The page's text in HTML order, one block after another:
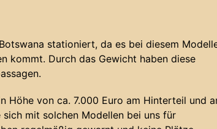
stationiert, da es bei diesem
kommt. Durch das Gewicht haben diese
Höhe von ca. 7.000 Euro am Hinterteil und
mit solchen Modellen bei uns für